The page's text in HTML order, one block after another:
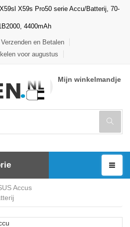
X59s Pro50 serie Accu/Batterij, 70-
4400mAh
Verzenden en Betalen
voor augustus
Mijn winkelmandje
Accus